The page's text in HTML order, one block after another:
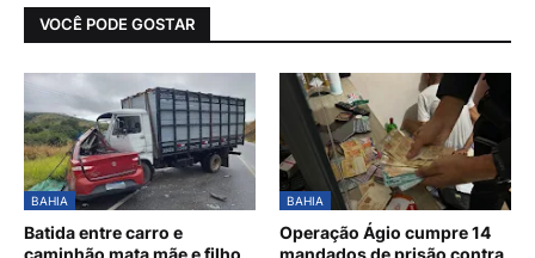
VOCÊ PODE GOSTAR
BAHIA
Batida entre carro e
caminhão mata mãe e filho
BAHIA
Operação Ágio cumpre 14
mandados de prisão contra